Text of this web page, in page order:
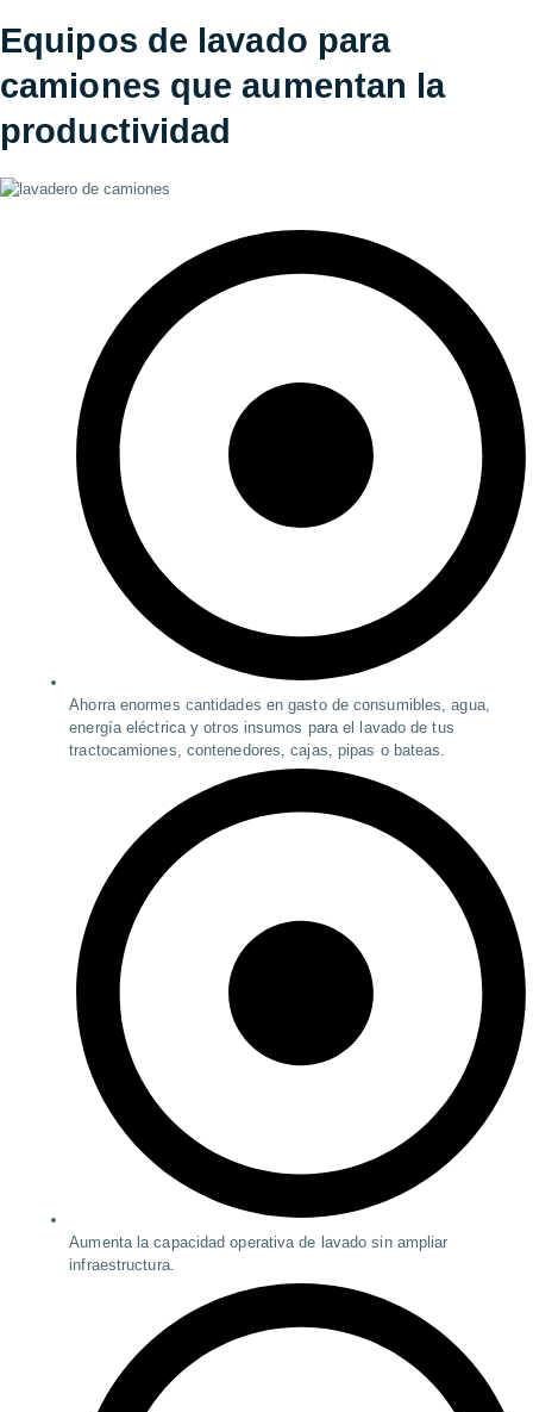
Equipos de lavado para
camiones queaumentan la
productividad
Ahorra enormes cantidades en gasto de consumibles, agua,
energía eléctrica y otros insumos para el lavado de tus
tractocamiones, contenedores, cajas, pipas o bateas.
Aumenta la capacidad operativa de lavado sin ampliar
infraestructura.